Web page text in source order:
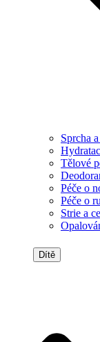
Sprcha
Tělové
Péče o
Péče o
Strie a
Dítě